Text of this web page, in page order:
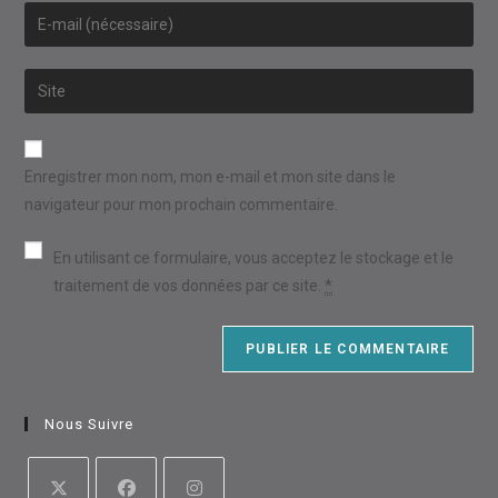
name
comment
Enter
your
email
address
comment
Saisir
l’URL
de
Enregistrer mon nom, mon e-mail et mon site dans le
navigateur pour mon prochain commentaire.
En utilisant ce formulaire, vous acceptez le stockage et le
traitement de vos données par ce site. *
Nous Suivre